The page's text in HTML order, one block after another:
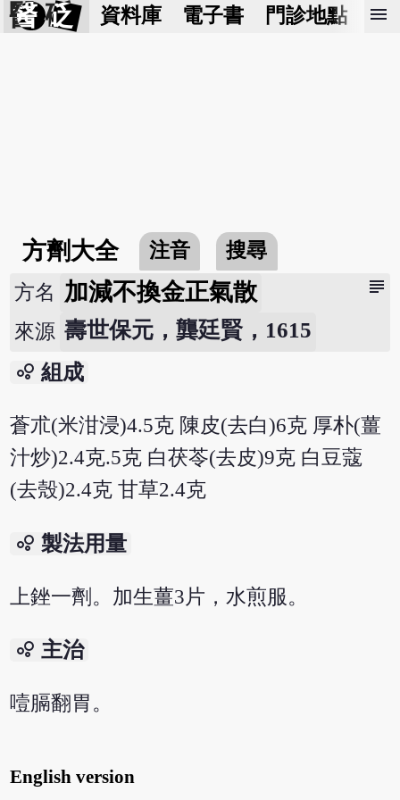
醫 砭 資料庫 電子書 門診地點 預
menu
方劑大全 注音 搜尋
subject
方名 加減不換金正氣散
來源 壽世保元，龔廷賢，1615
bubble_chart 組成
蒼朮(米泔浸)4.5克 陳皮(去白)6克 厚朴(薑
汁炒)2.4克.5克 白茯苓(去皮)9克 白豆蔻
(去殼)2.4克 甘草2.4克
bubble_chart 製法用量
上銼一劑。加生薑3片，水煎服。
bubble_chart 主治
噎膈翻胃。
English version